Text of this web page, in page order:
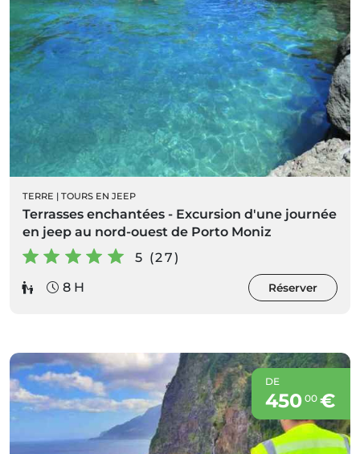
TERRE | TOURS EN JEEP
Terrasses enchantées - Excursion d'une journée
en jeep au nord-ouest de Porto Moniz
5 (27)
8 H
Réserver
DE
450 00€